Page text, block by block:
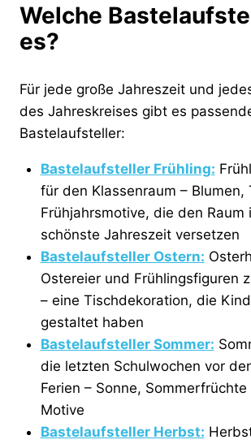
Welche
es?
Für jede große Jahreszeit und
des Jahreskreises gibt es
Bastelaufsteller:
Bastelaufsteller Frühling:
für den Klassenraum – Blumen,
Frühjahrsmotive, die den Raum
schönste Jahreszeit versetzen
Bastelaufsteller Ostern:
Ostereier und Frühlingsfiguren
– eine Tischdekoration, die
gestaltet haben
Bastelaufsteller Sommer:
die letzten Schulwochen vor
Ferien – Sonne,
Motive
Bastelaufsteller Herbst: